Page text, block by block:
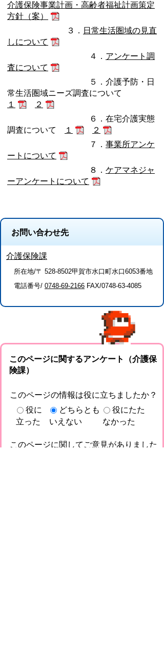
介護保険事業計画・高齢者福祉計画策定
方針（案）
３． 日常生活圏域の見直
しについて
４． アンケート調
査について
５．介護予防・日
常生活圏域ニーズ調査について
１
２
６．在宅介護実態
調査について
１
２
７． 事業所アンケ
ートについて
８． ケアマネジャ
ーアンケートについて
お問い合わせ先
介護保険課
所在地/〒 528-8502甲賀市水口町水口6053番地
電話番号/ 0748-69-2166 FAX/0748-63-4085
このページに関するアンケート（介護保
険課）
このページの情報は役に立ちましたか？
役に
立った
どちらとも
いえない
役にたた
なかった
このページに関してご意見がありました